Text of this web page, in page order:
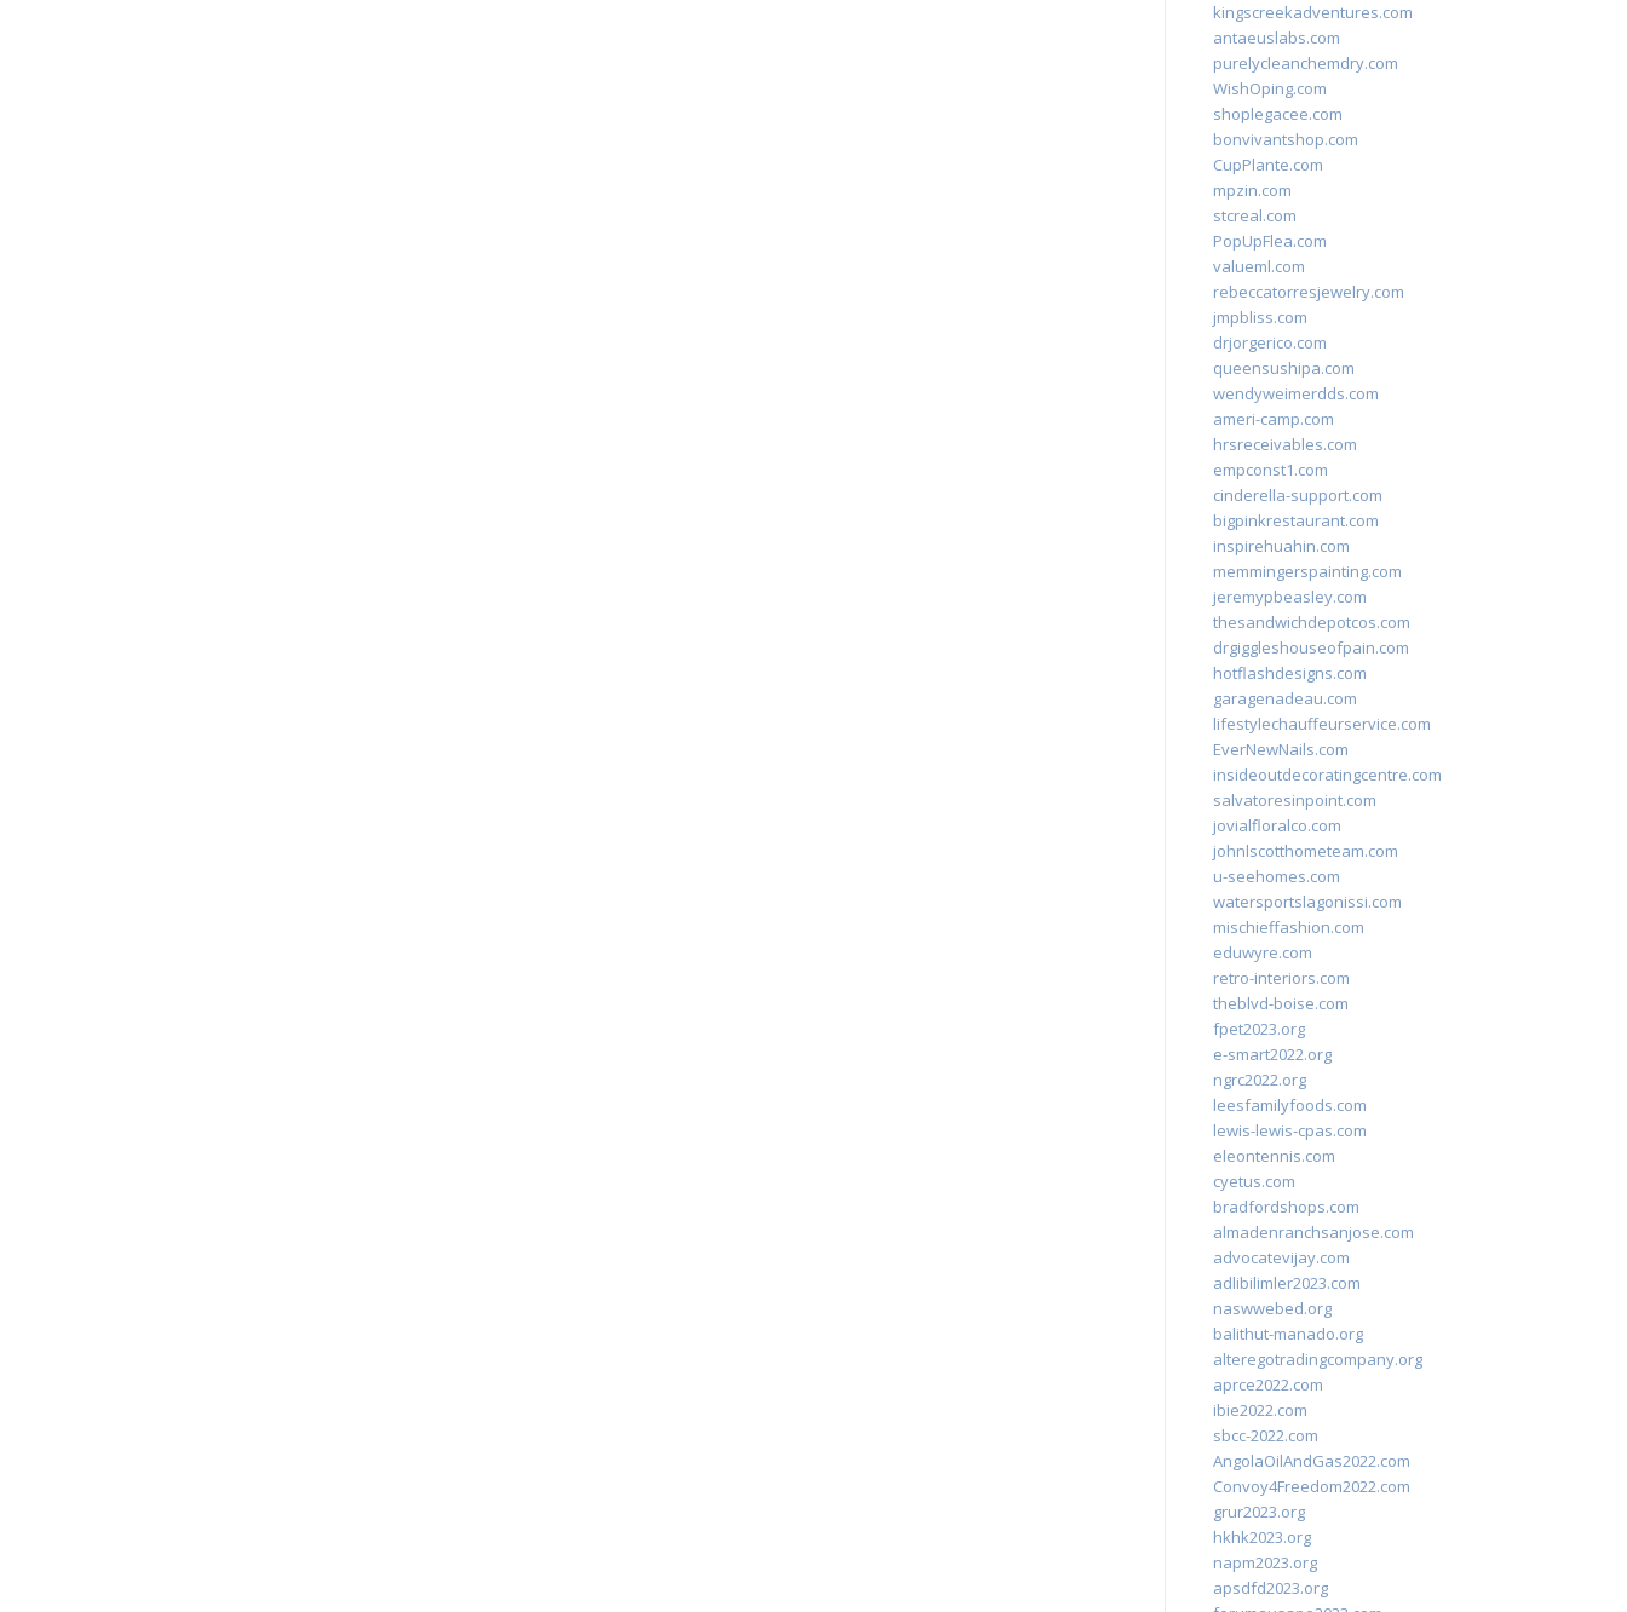
kingscreekadventures.com
antaeuslabs.com
purelycleanchemdry.com
WishOping.com
shoplegacee.com
bonvivantshop.com
CupPlante.com
mpzin.com
stcreal.com
PopUpFlea.com
valueml.com
rebeccatorresjewelry.com
jmpbliss.com
drjorgerico.com
queensushipa.com
wendyweimerdds.com
ameri-camp.com
hrsreceivables.com
empconst1.com
cinderella-support.com
bigpinkrestaurant.com
inspirehuahin.com
memmingerspainting.com
jeremypbeasley.com
thesandwichdepotcos.com
drgiggleshouseofpain.com
hotflashdesigns.com
garagenadeau.com
lifestylechauffeurservice.com
EverNewNails.com
insideoutdecoratingcentre.com
salvatoresinpoint.com
jovialfloralco.com
johnlscotthometeam.com
u-seehomes.com
watersportslagonissi.com
mischieffashion.com
eduwyre.com
retro-interiors.com
theblvd-boise.com
fpet2023.org
e-smart2022.org
ngrc2022.org
leesfamilyfoods.com
lewis-lewis-cpas.com
eleontennis.com
cyetus.com
bradfordshops.com
almadenranchsanjose.com
advocatevijay.com
adlibilimler2023.com
naswwebed.org
balithut-manado.org
alteregotradingcompany.org
aprce2022.com
ibie2022.com
sbcc-2022.com
AngolaOilAndGas2022.com
Convoy4Freedom2022.com
grur2023.org
hkhk2023.org
napm2023.org
apsdfd2023.org